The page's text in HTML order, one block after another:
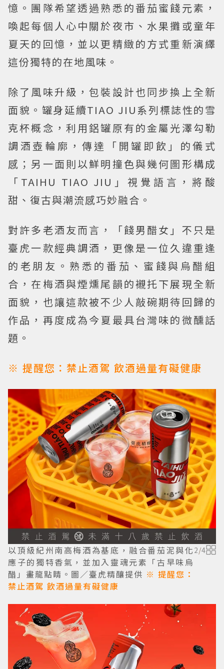
憶。團隊希望透過熟悉的番茄蜜餞元素，
喚起每個人心中關於夜市、水果攤或童年
夏天的回憶，並以更精緻的方式重新演繹
這份獨特的在地風味。
除了風味升級，包裝設計也同步換上全新
面貌。罐身延續TIAO JIU系列標誌性的雪
克杯概念，利用鋁罐原有的金屬光澤勾勒
調酒壺輪廓，傳達「開罐即飲」的儀式
感；另一面則以鮮明撞色與幾何圖形構成
「TAIHU TIAO JIU」視覺語言，將酸
甜、復古與潮流感巧妙融合。
對許多老酒友而言，「餞男醋女」不只是
臺虎一款經典調酒，更像是一位久違重逢
的老朋友。熟悉的番茄、蜜餞與烏醋組
合，在梅酒與煙燻尾韻的襯托下展現全新
面貌，也讓這款被不少人敲碗期待回歸的
作品，再度成為今夏最具台灣味的微醺話
題。
※ 提醒您：禁止酒駕 飲酒過量有礙健康
以頂級紀州南高梅酒為基底，融合番茄泥與化
應子的獨特香氣，並加入靈魂元素「古早味烏
醋」畫龍點睛。圖／臺虎精釀提供 ※ 提醒您：
禁止酒駕 飲酒過量有礙健康
2/4